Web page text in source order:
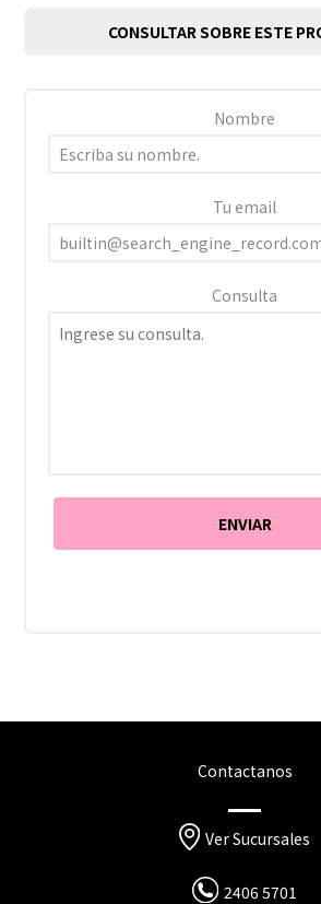
CONSULTAR SOBRE ESTE
Nombre
Tu email
Consulta
Contactanos
Ver Sucursales
2406 5701